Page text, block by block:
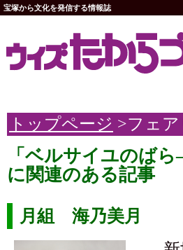
宝塚から文化を発信する情報誌
トップページ >フェ
「ベルサイユのば
に関連のある記事
月組 海乃美月